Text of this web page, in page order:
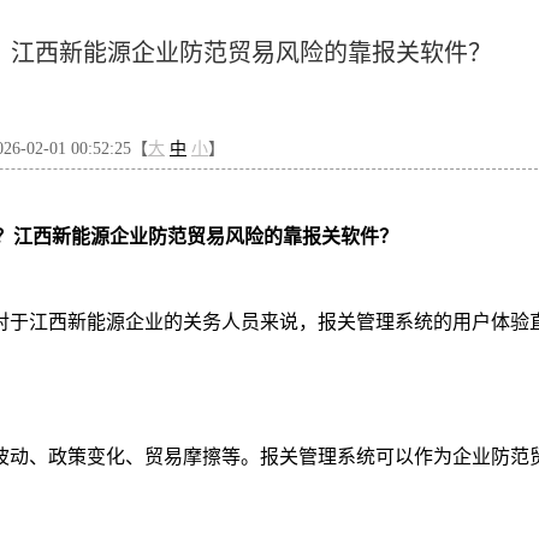
西新能源企业防范贸易风险的靠报关软件？
02-01 00:52:25【大 中 小】
西新能源企业防范贸易风险的靠报关软件？
江西新能源企业的关务人员来说，报关管理系统的用户体验
、政策变化、贸易摩擦等。报关管理系统可以作为企业防范